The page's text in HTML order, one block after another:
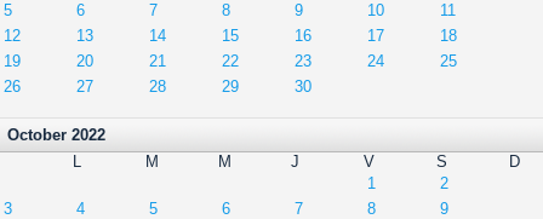
5
6 7 8 9 10
11
12
13 14 15 16 17
18
19
20 21 22 23 24
25
26
27 28 29 30
October 2022
L
M M J V S
D
1
2
3
4 5 6 7 8
9